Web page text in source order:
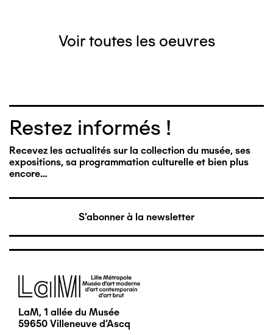
Voir toutes les oeuvres
Restez informés !
Recevez les actualités sur la collection du musée, ses
expositions, sa programmation culturelle et bien plus
encore…
S'abonner à la newsletter
Image
LaM, 1 allée du Musée
59650 Villeneuve d'Ascq